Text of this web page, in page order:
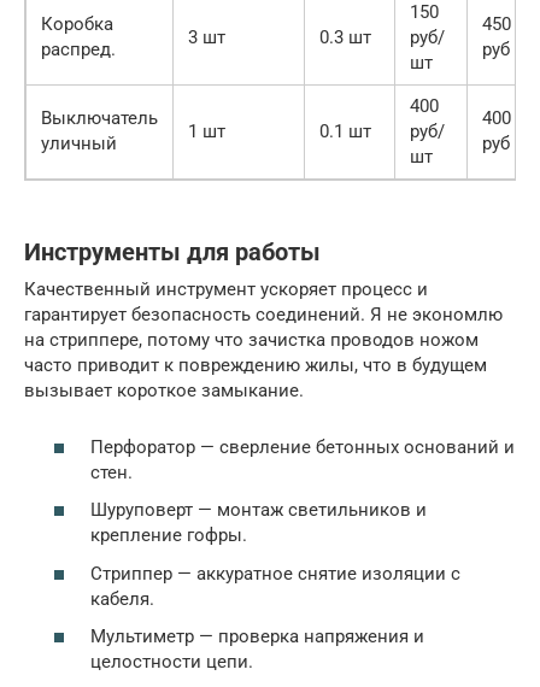
Коробка
распред.
3 шт 0.3 шт
150
руб/
шт
450
руб
Выключатель
уличный
1 шт 0.1 шт
400
руб/
шт
400
руб
Инструменты для работы
Качественный инструмент ускоряет процесс и
гарантирует безопасность соединений. Я не экономлю
на стриппере, потому что зачистка проводов ножом
часто приводит к повреждению жилы, что в будущем
вызывает короткое замыкание.
Перфоратор — сверление бетонных оснований и
стен.
Шуруповерт — монтаж светильников и
крепление гофры.
Стриппер — аккуратное снятие изоляции с
кабеля.
Мультиметр — проверка напряжения и
целостности цепи.